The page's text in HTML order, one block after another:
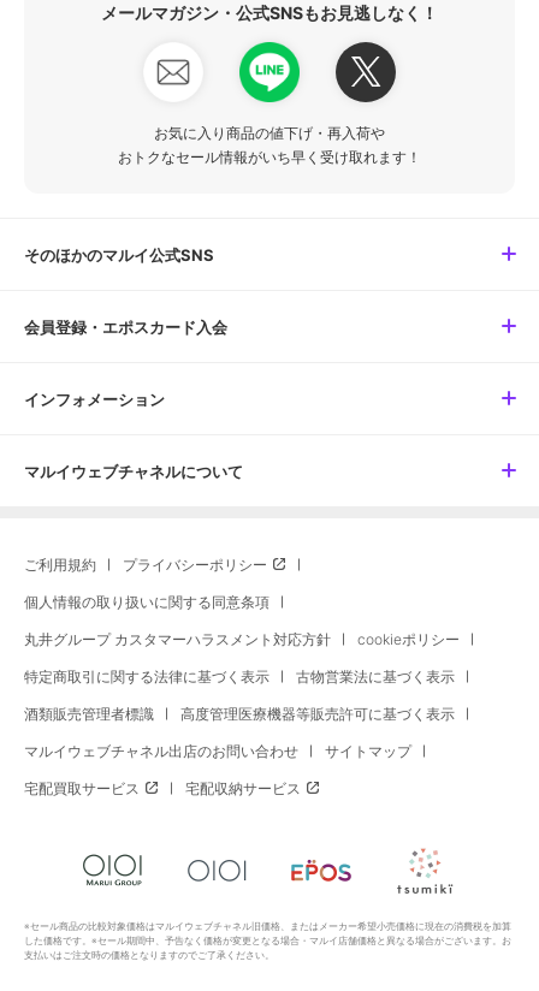
メールマガジン・公式SNSもお見逃しなく！
お気に入り商品の値下げ・再入荷や
おトクなセール情報がいち早く受け取れます！
そのほかのマルイ公式SNS
会員登録・エポスカード入会
インフォメーション
マルイウェブチャネルについて
ご利用規約 プライバシーポリシー
個人情報の取り扱いに関する同意条項
丸井グループ カスタマーハラスメント対応方針 cookieポリシー
特定商取引に関する法律に基づく表示 古物営業法に基づく表示
酒類販売管理者標識 高度管理医療機器等販売許可に基づく表示
マルイウェブチャネル出店のお問い合わせ サイトマップ
宅配買取サービス 宅配収納サービス
※セール商品の比較対象価格はマルイウェブチャネル旧価格、またはメーカー希望小売価格に現在の消費税を加算
した価格です。※セール期間中、予告なく価格が変更となる場合・マルイ店舗価格と異なる場合がございます。お
支払いはご注文時の価格となりますのでご了承ください。